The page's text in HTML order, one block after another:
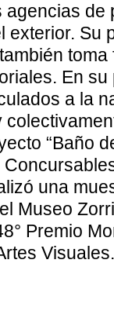
agencias de
exterior. Su
En
a la
“Baño
una
Museo
Premio
Visuales.